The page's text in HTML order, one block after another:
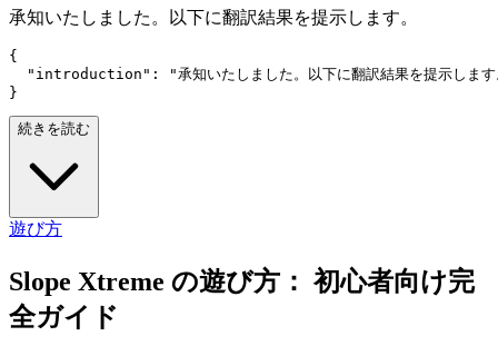
承知いたしました。以下に翻訳結果を提示します。
{
"introduction": "承知いたしました。以下に翻訳結果を提示しま
続きを読む
遊び方
Slope Xtreme の遊び方： 初心者向け完
全ガイド